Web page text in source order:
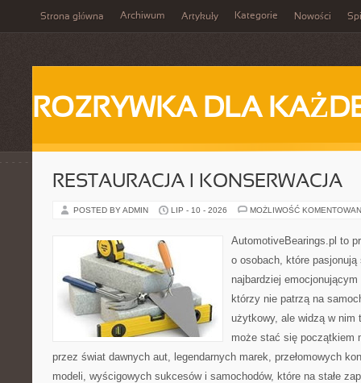
Strona główna Archiwum Artykuły Kategorie Nowości
ROZRYWKA DLA
RESTAURACJA I KONSERWACJA
POSTED BY ADMIN LIP - 10 - 2026 MOŻLIWOŚĆ
AutomotiveBearings.pl to
o osobach, które
najbardziej
którzy nie patrzą na
użytkowy, ale widzą w nim
może stać się początkiem
przez świat dawnych aut, legendarnych marek, przełomowych
modeli, wyścigowych sukcesów i samochodów, które na stałe